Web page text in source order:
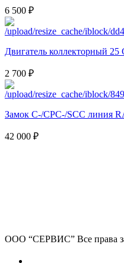
6 500 ₽
Двигатель коллекторный
2 700 ₽
Замок C-/CPC-/SCC линия
42 000 ₽
ООО “СЕРВИС” Все права